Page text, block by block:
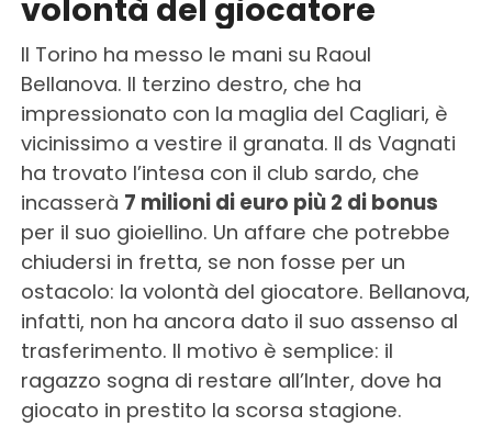
volontà del giocatore
Il Torino ha messo le mani su Raoul
Bellanova. Il terzino destro, che ha
impressionato con la maglia del Cagliari, è
vicinissimo a vestire il granata. Il ds Vagnati
ha trovato l’intesa con il club sardo, che
incasserà 7 milioni di euro più 2 di bonus
per il suo gioiellino. Un affare che potrebbe
chiudersi in fretta, se non fosse per un
ostacolo: la volontà del giocatore. Bellanova,
infatti, non ha ancora dato il suo assenso al
trasferimento. Il motivo è semplice: il
ragazzo sogna di restare all’Inter, dove ha
giocato in prestito la scorsa stagione.